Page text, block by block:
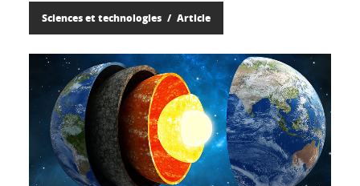
Sciences et technologies Article